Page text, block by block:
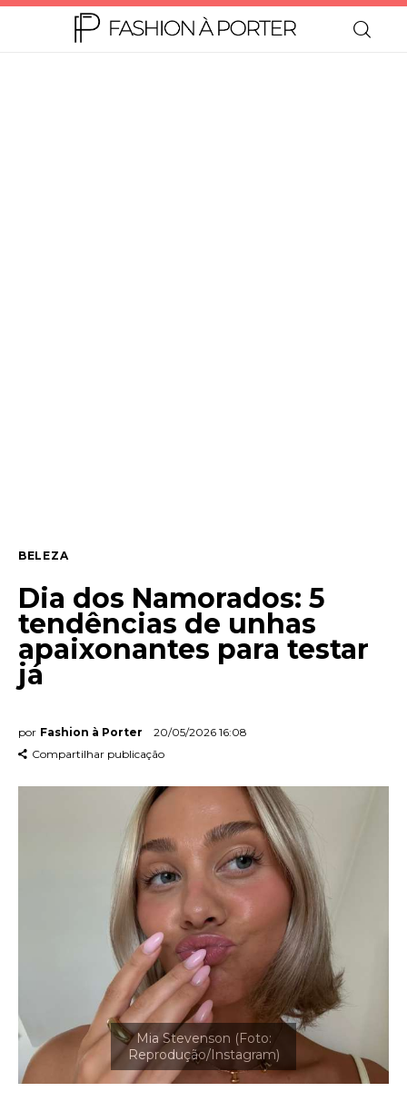
Contato
BELEZA
Dia dos Namorados: 5
tendências de unhas
apaixonantes para testar
já
por Fashion à Porter
20/05/2026 16:08
Compartilhar publicação